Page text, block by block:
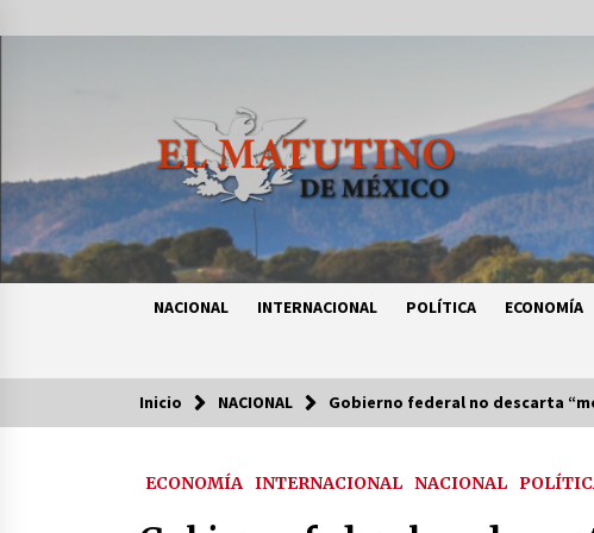
al
NACIONAL INTERNACIONAL POLÍTICA ECONOMÍA
Tendencias
Certificado de Dafne Quintos revela
Inicio NACIONAL Gobierno federal no descarta
ECONOMÍA INTERNACIONAL NACIONAL